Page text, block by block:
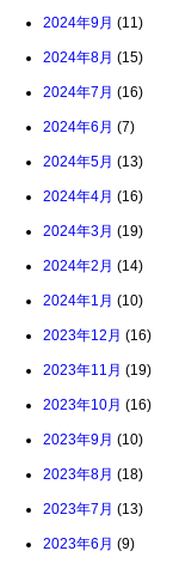
2024年9月 (11)
2024年8月 (15)
2024年7月 (16)
2024年6月 (7)
2024年5月 (13)
2024年4月 (16)
2024年3月 (19)
2024年2月 (14)
2024年1月 (10)
2023年12月 (16)
2023年11月 (19)
2023年10月 (16)
2023年9月 (10)
2023年8月 (18)
2023年7月 (13)
2023年6月 (9)